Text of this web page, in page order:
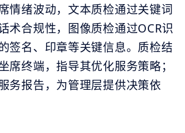
情绪波动，文本质检通过关键词
术合规性，图像质检通过OCR识
签名、印章等关键信息。质检结
席终端，指导其优化服务策略；
务报告，为管理层提供决策依